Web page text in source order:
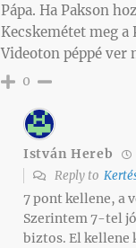
Pápa. Ha Pakson
Kecskemétet meg a
Videoton péppé ver
0
István Hereb
Reply to
7 pont kellene, a
Szerintem 7-tel
biztos. El kellene